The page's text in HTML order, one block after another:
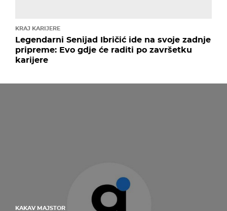
KRAJ KARIJERE
Legendarni Senijad Ibričić ide na svoje zadnje
pripreme: Evo gdje će raditi po završetku
karijere
KAKAV MAJSTOR